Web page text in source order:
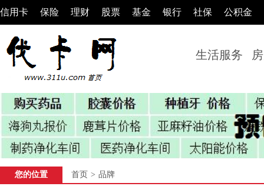
信用卡 保险 理财 股票 基金 银行 社保 公积金
生活服务
您的位置 首页 > 品牌